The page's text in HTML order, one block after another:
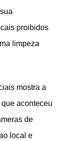
proibidos
limpeza
mostra a
aconteceu
de
local e